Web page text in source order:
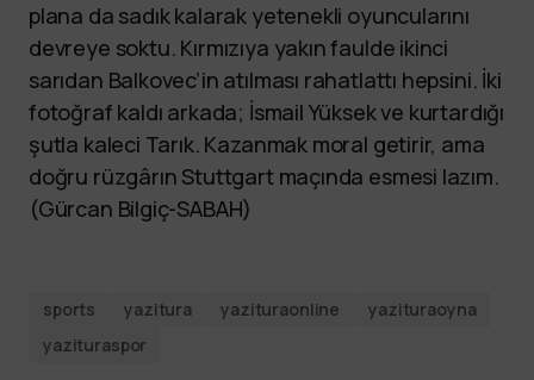
plana da sadık kalarak yetenekli oyuncularını
devreye soktu. Kırmızıya yakın faulde ikinci
sarıdan Balkovec’in atılması rahatlattı hepsini. İki
fotoğraf kaldı arkada; İsmail Yüksek ve kurtardığı
şutla kaleci Tarık. Kazanmak moral getirir, ama
doğru rüzgârın Stuttgart maçında esmesi lazım.
(Gürcan Bilgiç-SABAH)
sports yazitura yazituraonline
yazituraoyna
yazituraspor